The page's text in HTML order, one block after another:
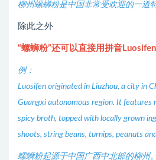
柳州螺蛳粉是中国非常受欢迎的一道
除此之外
“螺蛳粉”还可以直接用拼音Luosifen
例：
Luosifen originated in Liuzhou, a city in
Guangxi autonomous region. It features
spicy broth, topped with locally grown
shoots, string beans, turnips, peanuts
螺蛳粉起源于中国广西中北部的柳州